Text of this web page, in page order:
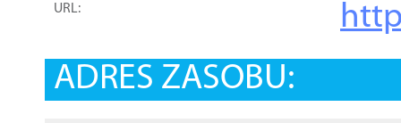
URL:
ADRES ZASOBU: